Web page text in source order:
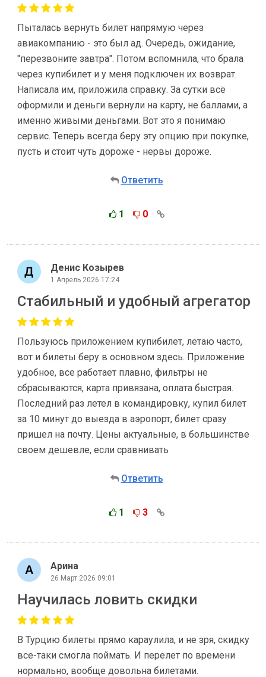
Пыталась вернуть билет напрямую через
авиакомпанию - это был ад. Очередь, ожидание,
"перезвоните завтра". Потом вспомнила, что брала
через купибилет и у меня подключен их возврат.
Написала им, приложила справку. За сутки всё
оформили и деньги вернули на карту, не баллами, а
именно живыми деньгами. Вот это я понимаю
сервис. Теперь всегда беру эту опцию при покупке,
пусть и стоит чуть дороже - нервы дороже.
Ответить
1 0
Денис Козырев
1 Апрель 2026 17:24
Стабильный и удобный агрегатор
Пользуюсь приложением купибилет, летаю часто,
вот и билеты беру в основном здесь. Приложение
удобное, все работает плавно, фильтры не
сбрасываются, карта привязана, оплата быстрая.
Последний раз летел в командировку, купил билет
за 10 минут до выезда в аэропорт, билет сразу
пришел на почту. Цены актуальные, в большинстве
своем дешевле, если сравнивать
Ответить
1 3
Арина
26 Март 2026 09:01
Научилась ловить скидки
В Турцию билеты прямо караулила, и не зря, скидку
все-таки смогла поймать. И перелет по времени
нормально, вообще довольна билетами.